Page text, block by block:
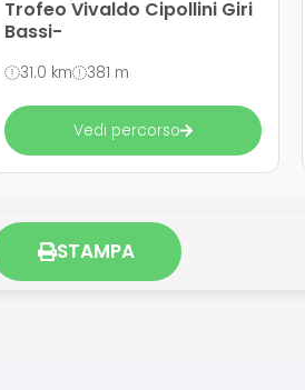
Trofeo Vivaldo Cipollini Giri
Bassi-
31.0 km 381 m
Vedi percorso
STAMPA